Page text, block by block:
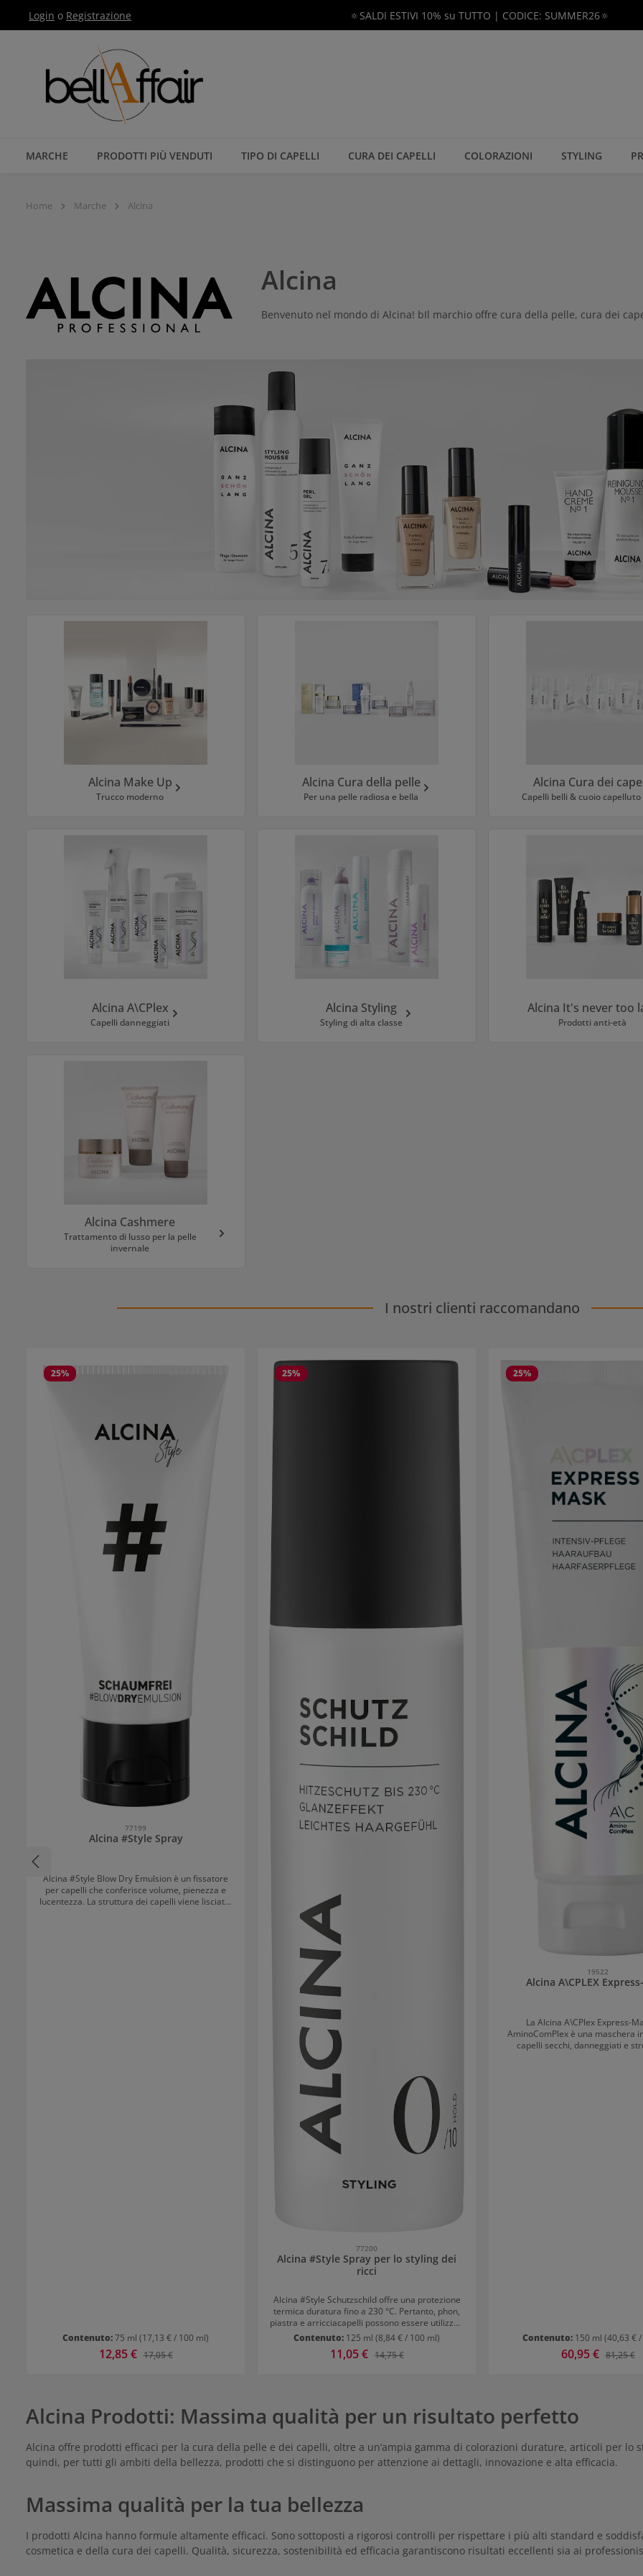
alla navigazione principale
Login o Registrazione 🔅SALDI ESTIVI 10% su TUTTO | CODICE: SUMMER26🔅
MARCHE PRODOTTI PIÙ VENDUTI TIPO DI CAPELLI CURA DEI CAPELLI COLORAZIONI STYLING
Home Marche Alcina
Alcina
Benvenuto nel mondo di Alcina! bIl marchio offre cura della pelle, cura dei
Kategoriegalerie überspringen
Alcina Make Up
Trucco moderno
Alcina Cura della pelle
Per una pelle radiosa e bella
Alcina Cura dei
Capelli belli & cuoio capelluto
Alcina A\CPlex
Capelli danneggiati
Alcina Styling
Styling di alta classe
Alcina It's never too
Prodotti anti-età
Alcina Cashmere
Trattamento di lusso per la pelle
invernale
I nostri clienti raccomandano
25%
77199
Alcina #Style Spray
Alcina #Style Blow Dry Emulsion è un fissatore
per capelli che conferisce volume, pienezza e
lucentezza. La struttura dei capelli viene lisciata,
Contenuto:75 ml (17,13 € / 100 ml)
Prezzo di vendita:
12,85 € Prezzo normale:
17,05 €
25%
77200
Alcina #Style Spray per lo styling dei
ricci
Alcina #Style Schutzschild offre una protezione
termica duratura fino a 230 °C. Pertanto, phon,
piastra e arricciacapelli possono essere utilizzati
senza preoccupazioni. Lo spray previene che i
capelli siano troppo stressati, fragili e secchi.
Alla fine, i capelli risultano lucenti e leggeri al
tutti i prodotti per lo styling
Contenuto: 125 ml (8,84 € / 100 ml)
Prezzo di vendita:
11,05 € Prezzo normale:
14,75 €
25%
19522
Alcina A\CPLEX
La Alcina A\CPlex Express-
AminoComPlex è una maschera
capelli secchi, danneggiati e
Contenuto: 150 ml (40,63 €
Prezzo di vendita:
60,95 € Prezzo
81,25 €
Alcina Prodotti: Massima qualità per un risultato perfetto
Alcina offre prodotti efficaci per la cura della pelle e dei capelli, oltre a un’ampia gamma di colorazioni durature, articoli per
quindi, per tutti gli ambiti della bellezza, prodotti che si distinguono per attenzione ai dettagli, innovazione e alta efficacia.
Massima qualità per la tua bellezza
I prodotti Alcina hanno formule altamente efficaci. Sono sottoposti a rigorosi controlli per rispettare i più alti standard e
cosmetica e della cura dei capelli. Qualità, sicurezza, sostenibilità ed efficacia garantiscono risultati eccellenti sia ai